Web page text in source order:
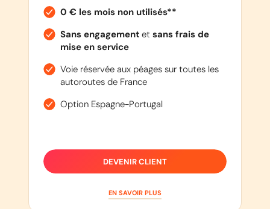
0 € les mois non utilisés**
Sans engagementet sans frais de
mise en service
Voie réservée aux péages sur toutes les
autoroutes de France
Option Espagne-Portugal
DEVENIR CLIENT
EN SAVOIR PLUS